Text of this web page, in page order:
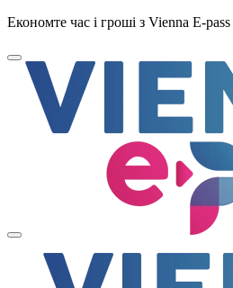
Економте час і гроші з Vienna E-pass